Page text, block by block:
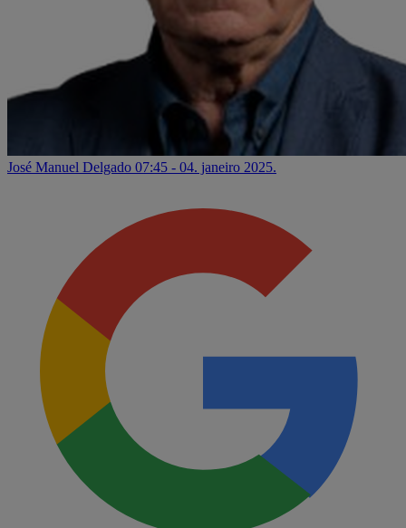
José Manuel Delgado 07:45 - 04. janeiro 2025.